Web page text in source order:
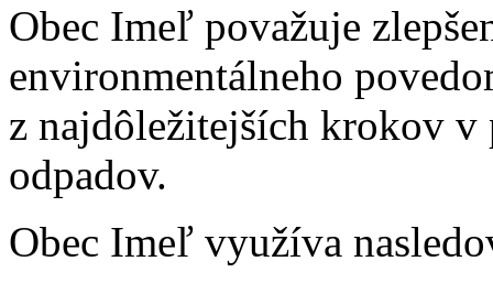
Obec Imeľ považuje
environmentálneho
z najdôležitejších krokov v
odpadov.
Obec Imeľ využíva